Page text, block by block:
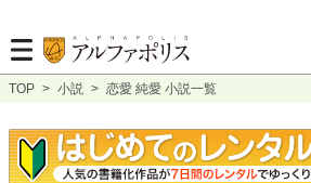
TOP > 小説 > 恋愛 純愛 小説一覧